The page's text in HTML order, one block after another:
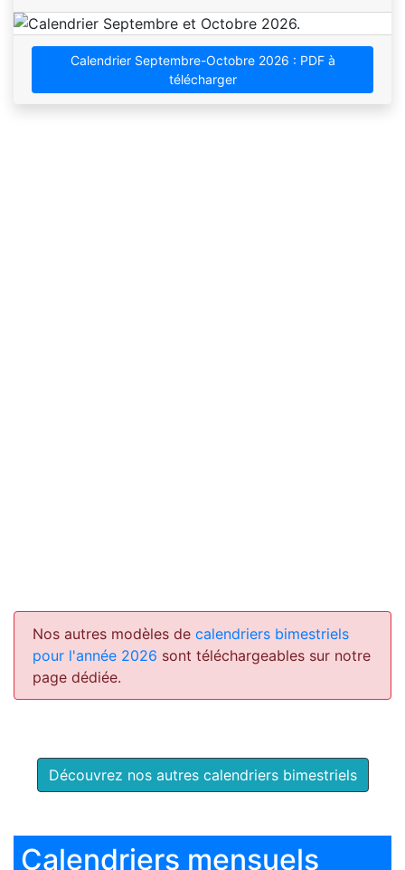
Calendrier Septembre-Octobre 2026 : PDF à
télécharger
Nos autres modèles de calendriers bimestriels
pour l'année 2026 sont téléchargeables sur notre
page dédiée.
Découvrez nos autres calendriers bimestriels
Calendriers mensuels